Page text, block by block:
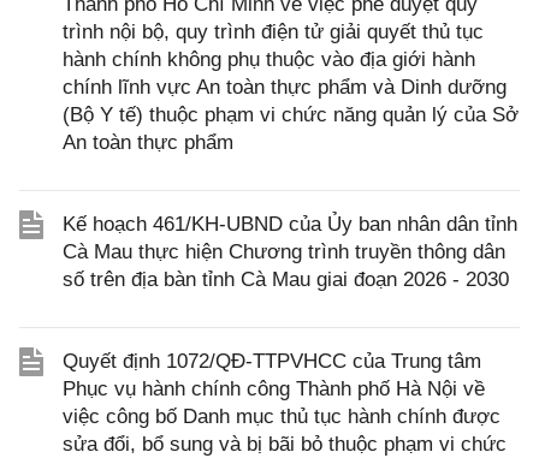
Thành phố Hồ Chí Minh về việc phê duyệt quy
trình nội bộ, quy trình điện tử giải quyết thủ tục
hành chính không phụ thuộc vào địa giới hành
chính lĩnh vực An toàn thực phẩm và Dinh dưỡng
(Bộ Y tế) thuộc phạm vi chức năng quản lý của Sở
An toàn thực phẩm
Kế hoạch 461/KH-UBND của Ủy ban nhân dân tỉnh
Cà Mau thực hiện Chương trình truyền thông dân
số trên địa bàn tỉnh Cà Mau giai đoạn 2026 - 2030
Quyết định 1072/QĐ-TTPVHCC của Trung tâm
Phục vụ hành chính công Thành phố Hà Nội về
việc công bố Danh mục thủ tục hành chính được
sửa đổi, bổ sung và bị bãi bỏ thuộc phạm vi chức